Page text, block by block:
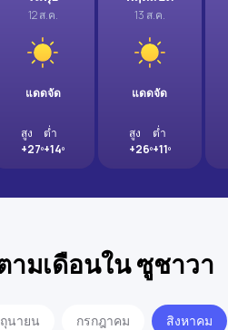
12 ส.ค.
แดดจัด
สูง
+27º
ต่ำ
+14º
13 ส.ค.
แดดจัด
สูง
+26º
ต่ำ
+11º
มเดือนใน ซูชาวา
นายน กรกฎาคม สิงหาคม